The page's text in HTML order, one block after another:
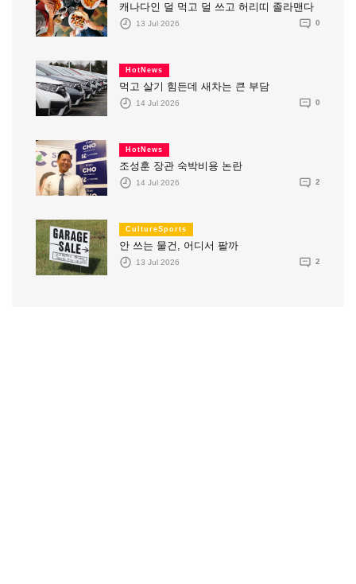
캐나다인 덜 먹고 덜 쓰고 허리띠 졸라맨다
13 Jul 2026 0
HotNews
먹고 살기 힘든데 새차는 큰 부담
14 Jul 2026 0
HotNews
조성훈 장관 숙박비용 논란
14 Jul 2026 2
CultureSports
안 쓰는 물건, 어디서 팔까
13 Jul 2026 2